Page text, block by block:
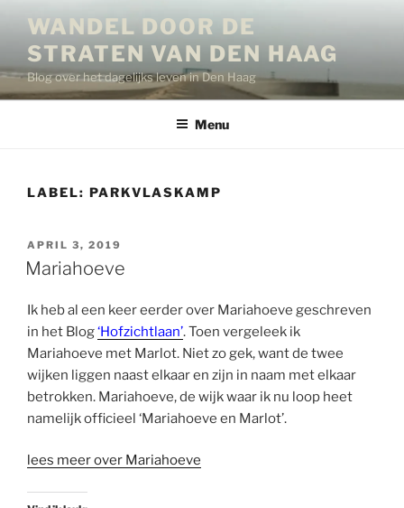
inhoud
WANDEL DOOR DE
STRATEN VAN DEN HAAG
Blog over het dagelijks leven in Den Haag
Menu
LABEL: PARKVLASKAMP
GEPLAATST
OP
APRIL 3, 2019
Mariahoeve
Ik heb al een keer eerder over Mariahoeve geschreven
in het Blog‘Hofzichtlaan’. Toen vergeleek ik
Mariahoeve met Marlot. Niet zo gek, want de twee
wijken liggen naast elkaar en zijn in naam met elkaar
betrokken. Mariahoeve, de wijk waar ik nu loop heet
namelijk officieel ‘Mariahoeve en Marlot’.
lees meer over Mariahoeve